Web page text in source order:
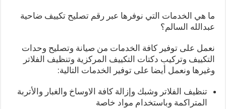
ما هي الخدمات التي نوفرها عبر رقم تصليح تكييف ضاحية
عبدالله السالم؟
نعمل على توفير كافة الخدمات من صيانة وتصليح وحدات
التكييف وتركيب دكتات التكييف المركزية وتنظيف الفلاتر
وغيرها ونعمل أيضا على توفير الخدمات التالية:
تنظيف الفلاتر وشبك وإزالة كافة الاوساخ والغبار والأتربة
المتراكمة وباستخدام مواد خاصة